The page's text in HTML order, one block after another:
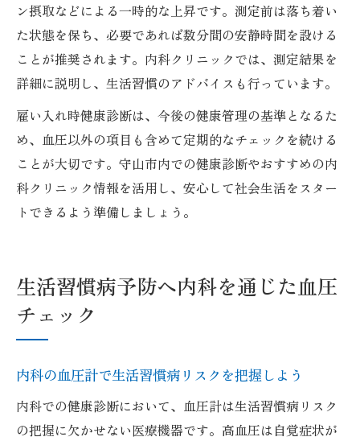
ン摂取などによる一時的な上昇です。測定前は落ち着い
た状態を保ち、必要であれば数分間の安静時間を設ける
ことが推奨されます。内科クリニックでは、測定結果を
詳細に説明し、生活習慣のアドバイスも行っています。
雇い入れ時健康診断は、今後の健康管理の基準となるた
め、血圧以外の項目も含めて定期的なチェックを続ける
ことが大切です。守山市内での健康診断やおすすめの内
科クリニック情報を活用し、安心して社会生活をスター
トできるよう準備しましょう。
生活習慣病予防へ内科を通じた血圧
チェック
内科の血圧計で生活習慣病リスクを把握しよう
内科での健康診断において、血圧計は生活習慣病リスク
の把握に欠かせない医療機器です。高血圧は自覚症状が